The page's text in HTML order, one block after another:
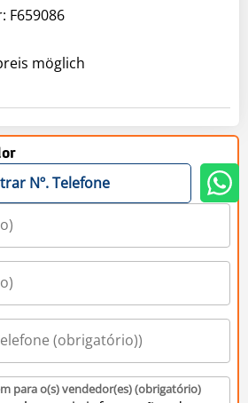
F659086
möglich
Nº. Telefone
para o(s) vendedor(es) (obrigatório)